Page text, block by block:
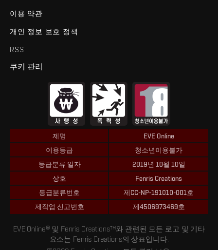
이용 약관
개인 정보 보호 정책
RSS
쿠키 관리
제명
EVE Online
이용등급
청소년이용불가
등급분류 일자
2019년 10월 10일
상호
Fenris Creations
등급분류번호
제CC-NP-191010-001호
제작업 신고번호
제4506973469호
EVE Online® 및 Fenris Creations™와 관련된 모든 로고 및 기타
요소는 Fenris Creations의 상표입니다.